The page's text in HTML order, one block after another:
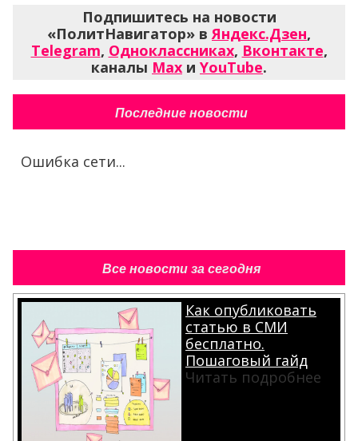
Подпишитесь на новости
«ПолитНавигатор» вЯндекс.Дзен,
Telegram, Одноклассниках, Вконтакте,
каналы Max и YouTube.
Последние новости
Ошибка сети...
Все новости за сегодня
Как опубликовать
статью в СМИ
бесплатно.
Пошаговый гайд
Читать подробнее